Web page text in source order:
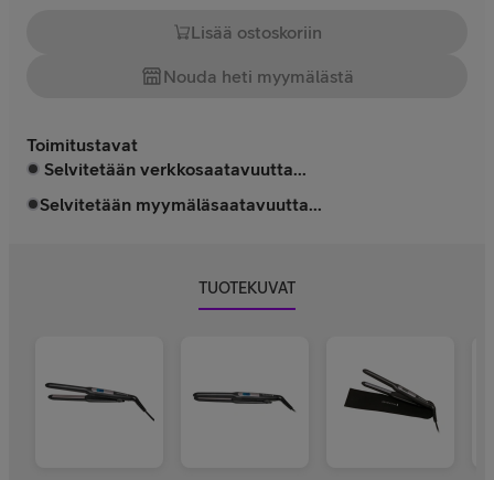
Lisää ostoskoriin
Nouda heti myymälästä
Toimitustavat
Selvitetään verkkosaatavuutta...
Selvitetään myymäläsaatavuutta...
TUOTEKUVAT